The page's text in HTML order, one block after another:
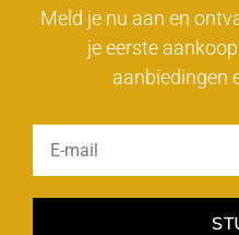
Meld je nu aan en
je eerste
aanbiedingen